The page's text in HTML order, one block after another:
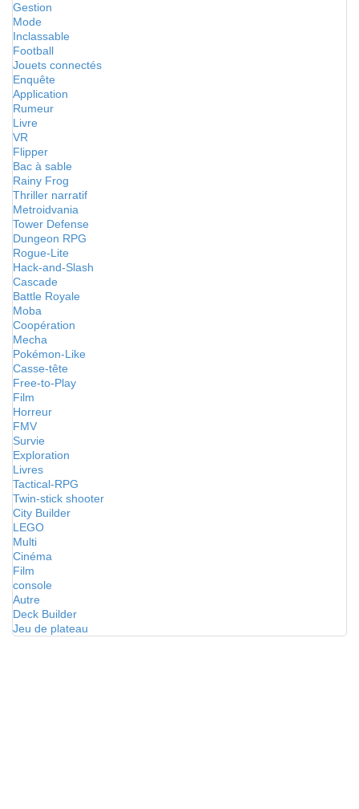
Gestion
Mode
Inclassable
Football
Jouets connectés
Enquête
Application
Rumeur
Livre
VR
Flipper
Bac à sable
Rainy Frog
Thriller narratif
Metroidvania
Tower Defense
Dungeon RPG
Rogue-Lite
Hack-and-Slash
Cascade
Battle Royale
Moba
Coopération
Mecha
Pokémon-Like
Casse-tête
Free-to-Play
Film
Horreur
FMV
Survie
Exploration
Livres
Tactical-RPG
Twin-stick shooter
City Builder
LEGO
Multi
Cinéma
Film
console
Autre
Deck Builder
Jeu de plateau